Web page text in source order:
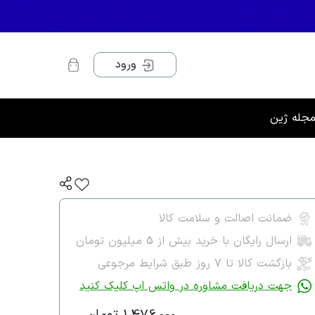
ورود
مجله ژین
ضمانت اصالت و سلامت کالا
ارسال رایگان با خرید بیش از 5 میلیون تومان
بازگشت کالا تا ۷ روز طبق شرایط مرجوعی
جهت دریافت مشاوره در واتس اپ کلیک کنید